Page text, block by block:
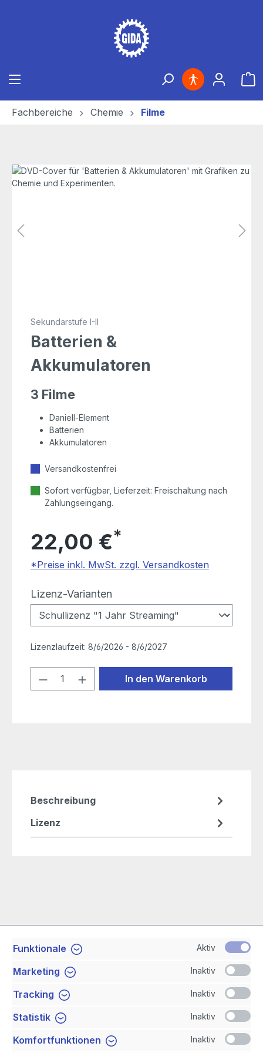
Fachbereiche Chemie Filme
Bildergalerie überspringen
Sekundarstufe I-II
Batterien &
Akkumulatoren
3 Filme
Daniell-Element
Batterien
Akkumulatoren
Versandkostenfrei
Sofort verfügbar, Lieferzeit: Freischaltung nach
Zahlungseingang.
22,00 €*
*Preise inkl. MwSt. zzgl. Versandkosten
Lizenz-Varianten
Lizenzlaufzeit:8/6/2026 - 8/6/2027
Produkt Anzahl: Gib den
In den Warenkorb
Beschreibung
Lizenz
Service-Hotline
Shop Service
Newsletter
Funktionale Aktiv
Marketing Inaktiv
Tracking Inaktiv
Statistik Inaktiv
Komfortfunktionen Inaktiv